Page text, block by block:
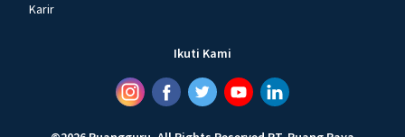
Karir
Ikuti Kami